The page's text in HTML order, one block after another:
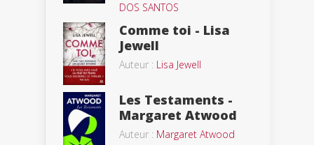
DOS SANTOS
Comme toi - Lisa
Jewell
Auteur : Lisa Jewell
Les Testaments -
Margaret Atwood
Auteur : Margaret Atwood